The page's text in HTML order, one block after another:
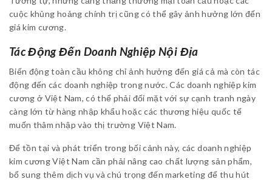
cuộc khủng hoảng chính trị cũng có thể gây ảnh hưởng lớn đến
giá kim cương.
Tác Động Đến Doanh Nghiệp Nội Địa
Biến động toàn cầu không chỉ ảnh hưởng đến giá cả mà còn tác
động đến các doanh nghiệp trong nước. Các doanh nghiệp kim
cương ở Việt Nam, có thể phải đối mặt với sự cạnh tranh ngày
càng lớn từ hàng nhập khẩu hoặc các thương hiệu quốc tế
muốn thâm nhập vào thị trường Việt Nam.
Để tồn tại và phát triển trong bối cảnh này, các doanh nghiệp
kim cương Việt Nam cần phải nâng cao chất lượng sản phẩm,
bổ sung thêm dịch vụ và chú trọng đến marketing để thu hút